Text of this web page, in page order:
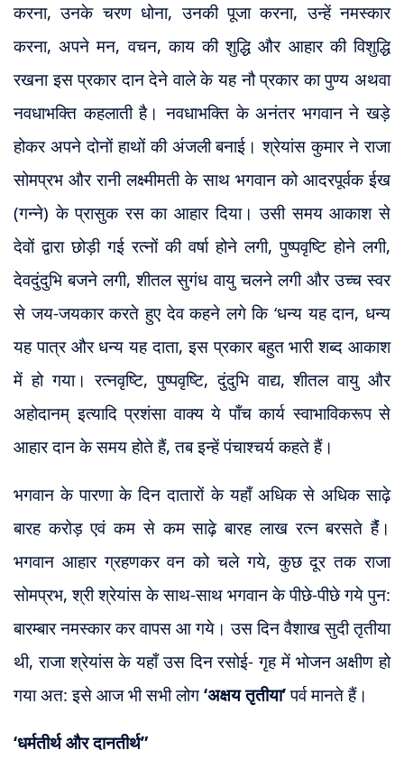
करना, उनके चरण धोना, उनकी पूजा करना, उन्हें नमस्कार
करना, अपने मन, वचन, काय की शुद्धि और आहार की विशुद्धि
रखना इस प्रकार दान देने वाले के यह नौ प्रकार का पुण्य अथवा
नवधाभक्ति कहलाती है। नवधाभक्ति के अनंतर भगवान ने खड़े
होकर अपने दोनों हाथों की अंजली बनाई। श्रेयांस कुमार ने राजा
सोमप्रभ और रानी लक्ष्मीमती के साथ भगवान को आदरपूर्वक ईख
(गन्ने) के प्रासुक रस का आहार दिया। उसी समय आकाश से
देवों द्वारा छोड़ी गई रत्नों की वर्षा होने लगी, पुष्पवृष्टि होने लगी,
देवदुंदुभि बजने लगी, शीतल सुगंध वायु चलने लगी और उच्च स्वर
से जय-जयकार करते हुए देव कहने लगे कि ‘धन्य यह दान, धन्य
यह पात्र और धन्य यह दाता, इस प्रकार बहुत भारी शब्द आकाश
में हो गया। रत्नवृष्टि, पुष्पवृष्टि, दुंदुभि वाद्य, शीतल वायु और
अहोदानम् इत्यादि प्रशंसा वाक्य ये पाँच कार्य स्वाभाविकरूप से
आहार दान के समय होते हैं, तब इन्हें पंचाश्चर्य कहते हैं।
भगवान के पारणा के दिन दातारों के यहाँ अधिक से अधिक साढ़े
बारह करोड़ एवं कम से कम साढ़े बारह लाख रत्न बरसते हैंं।
भगवान आहार ग्रहणकर वन को चले गये, कुछ दूर तक राजा
सोमप्रभ, श्री श्रेयांस के साथ-साथ भगवान के पीछे-पीछे गये पुन:
बारम्बार नमस्कार कर वापस आ गये। उस दिन वैशाख सुदी तृतीया
थी, राजा श्रेयांस के यहाँ उस दिन रसोई- गृह में भोजन अक्षीण हो
गया अत: इसे आज भी सभी लोग ‘अक्षय तृतीया’पर्व मानते हैं।
‘धर्मतीर्थ और दानतीर्थ”